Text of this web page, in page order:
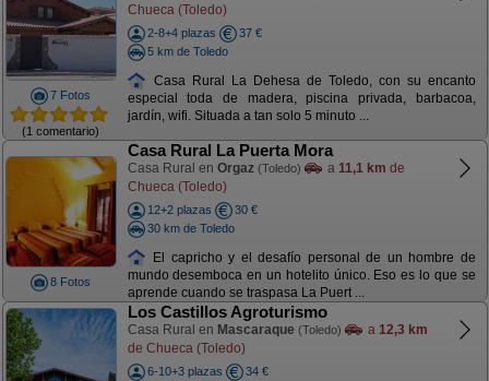
7 Fotos
(1 comentario)
Chueca (Toledo)
2-8+4 plazas
37 €
5 km de Toledo
Casa Rural La Dehesa de Toledo, con su encanto
especial toda de madera, piscina privada, barbacoa,
jardín, wifi. Situada a tan solo 5 minuto ...
8 Fotos
Casa Rural La Puerta Mora
Casa Rural en Orgaz (Toledo) a 11,1 km de
Chueca (Toledo)
12+2 plazas
30 €
30 km de Toledo
El capricho y el desafío personal de un hombre de
mundo desemboca en un hotelito único. Eso es lo que se
aprende cuando se traspasa La Puert ...
Los Castillos Agroturismo
Casa Rural en Mascaraque (Toledo) a 12,3 km
de Chueca (Toledo)
6-10+3 plazas
34 €